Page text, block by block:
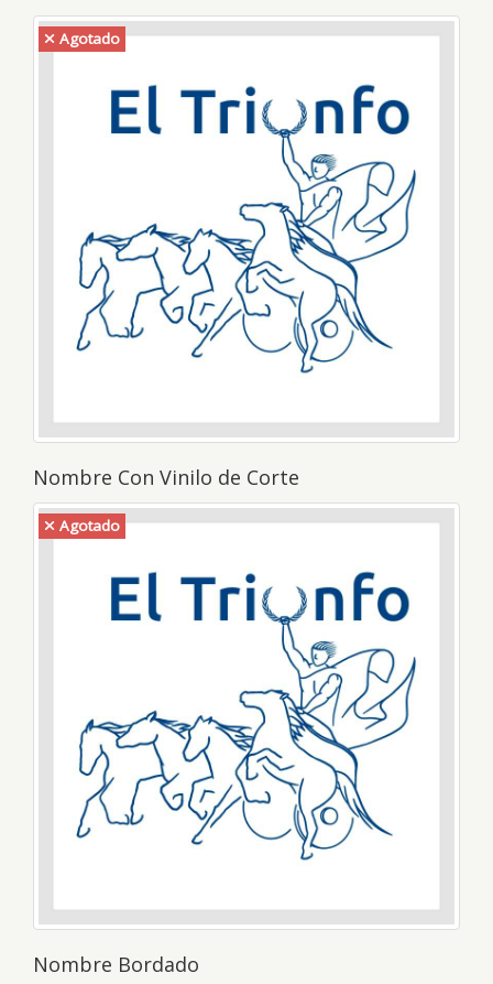
Agotado
Nombre Con Vinilo de Corte
Agotado
Nombre Bordado